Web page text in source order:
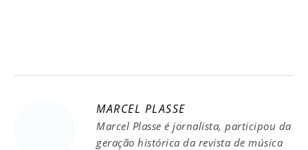
MARCEL PLASSE
Marcel Plasse é jornalista, participou da
geração histórica da revista de música